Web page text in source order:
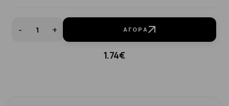
- + ΑΓΟΡΆ
1.74€